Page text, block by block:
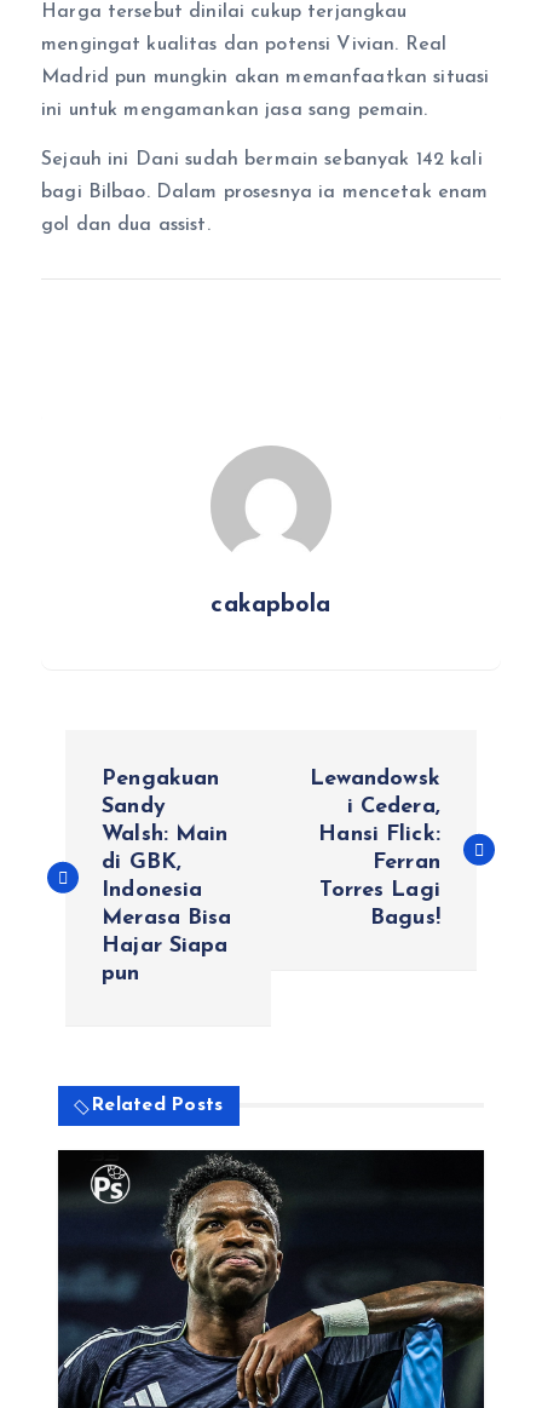
Harga tersebut dinilai cukup terjangkau
mengingat kualitas dan potensi Vivian. Real
Madrid pun mungkin akan memanfaatkan situasi
ini untuk mengamankan jasa sang pemain.
Sejauh ini Dani sudah bermain sebanyak 142 kali
bagi Bilbao. Dalam prosesnya ia mencetak enam
gol dan dua assist.
cakapbola
v
s
o
s
Pengakuan
Sandy
Walsh: Main
di GBK,
Indonesia
Merasa Bisa
Hajar Siapa
pun
Lewandowsk
i Cedera,
Hansi Flick:
Ferran
Torres Lagi
Bagus!
Related Posts